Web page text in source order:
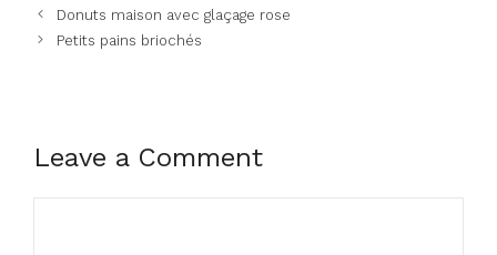
Donuts maison avec glaçage rose
Petits pains briochés
Leave a Comment